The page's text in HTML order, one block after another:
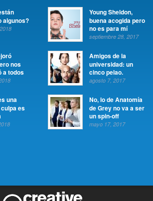
algunos?
nos
a todos
una
es
Young Sheldon,
buena acogida pero
no es para mí
septiembre 28, 2017
Amigos de la
universidad: un
cinco pelao.
agosto 7, 2017
No, lo de Anatomía
de Grey no va a ser
un spin-off
mayo 17, 2017